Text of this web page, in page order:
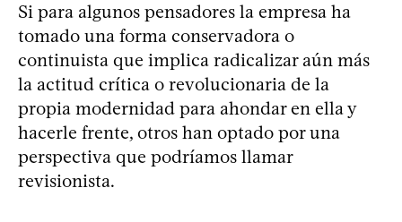
Si para algunos pensadores la empresa ha
tomado una forma conservadora o
continuista que implica radicalizar aún más
la actitud crítica o revolucionaria de la
propia modernidad para ahondar en ella y
hacerle frente, otros han optado por una
perspectiva que podríamos llamar
revisionista.